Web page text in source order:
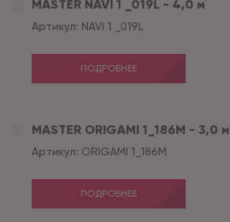
MASTER NAVI 1 _019L - 4,0 м
Артикул: NAVI 1 _019L
ПОДРОБНЕЕ
MASTER ORIGAMI 1_186M - 3,0 м
Артикул: ORIGAMI 1_186M
ПОДРОБНЕЕ